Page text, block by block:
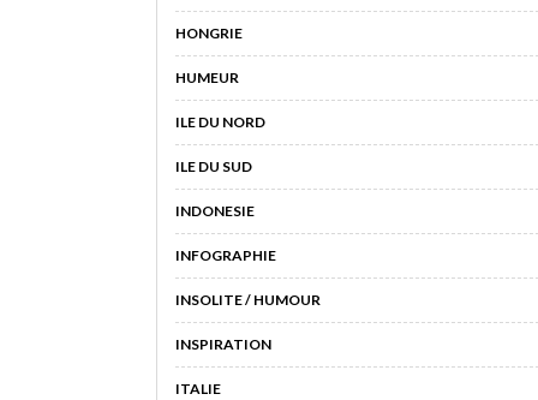
HONGRIE
HUMEUR
ILE DU NORD
ILE DU SUD
INDONESIE
INFOGRAPHIE
INSOLITE / HUMOUR
INSPIRATION
ITALIE